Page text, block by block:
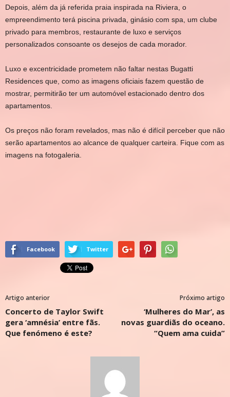
Depois, além da já referida praia inspirada na Riviera, o
empreendimento terá piscina privada, ginásio com spa, um clube
privado para membros, restaurante de luxo e serviços
personalizados consoante os desejos de cada morador.
Luxo e excentricidade prometem não faltar nestas Bugatti
Residences que, como as imagens oficiais fazem questão de
mostrar, permitirão ter um automóvel estacionado dentro dos
apartamentos.
Os preços não foram revelados, mas não é difícil perceber que não
serão apartamentos ao alcance de qualquer carteira. Fique com as
imagens na fotogaleria.
Facebook Twitter
Artigo anterior
Concerto de Taylor Swift
gera ‘amnésia’ entre fãs.
Que fenómeno é este?
Próximo artigo
‘Mulheres do Mar’, as
novas guardiãs do oceano.
“Quem ama cuida”